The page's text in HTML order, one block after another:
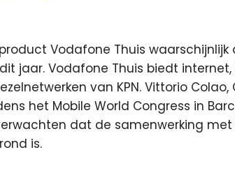
Vodafone Thuis
jaar. Vodafone Thuis biedt
van KPN. Vittorio
het Mobile World Congress in
dat de samenwerking met
is.